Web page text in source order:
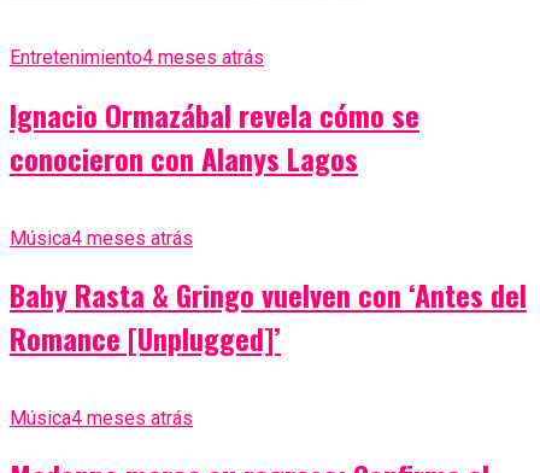
Entretenimiento4 meses atrás
Ignacio Ormazábal revela cómo se
conocieron con Alanys Lagos
Música4 meses atrás
Baby Rasta & Gringo vuelven con ‘Antes del
Romance [Unplugged]’
Música4 meses atrás